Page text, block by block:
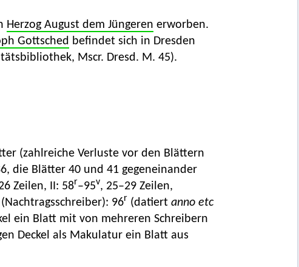
Herzog August dem Jüngeren erworben.
Gottsched befindet sich in Dresden
Mscr. Dresd. M. 45).
(zahlreiche Verluste vor den Blättern
die Blätter 40 und 41 gegeneinander
Zeilen, II: 58r–95v, 25–29 Zeilen,
96r (datiert anno etc
ein Blatt mit von mehreren Schreibern
Deckel als Makulatur ein Blatt aus